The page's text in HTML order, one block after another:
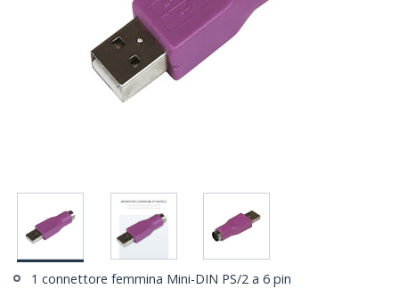
1 connettore femmina Mini-DIN PS/2 a 6 pin